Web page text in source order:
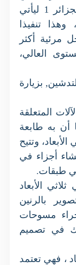
اللغة الإنجليزية، في جامعة الجزائر 1 ليأتي
تنفيذا
مرئية أكثر
العالي،
بزيارة
المتعلقة
أن به طابعة
وتتيح
أجزاء في
طبقات.
الأبعاد
بالرنين
مسوحات
في تصميم
، فهي تعتمد